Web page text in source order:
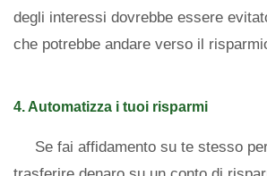
degli interessi dovrebbe essere
che potrebbe andare verso il
4. Automatizza i tuoi risparmi
Se fai affidamento su te stesso